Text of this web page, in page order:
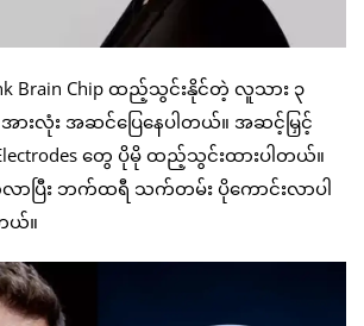
Brain Chip ထည့်သွင်းနိုင်တဲ့ လူသား ၃
အားလုံး အဆင်ပြေနေပါတယ်။ အဆင့်မြှင့်
တွေ ပိုမို ထည့်သွင်းထားပါတယ်။
ာလာပြီး ဘက်ထရီ သက်တမ်း ပိုကောင်းလာပါ
ယ်။